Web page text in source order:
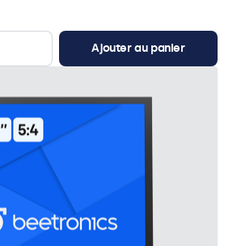
Ajouter au panier